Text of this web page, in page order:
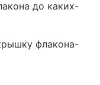
до каких-
флакона-